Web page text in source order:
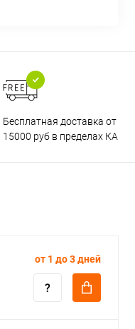
Бесплатная доставка от
15000 руб в пределах КАД
от 1 до 3 дней